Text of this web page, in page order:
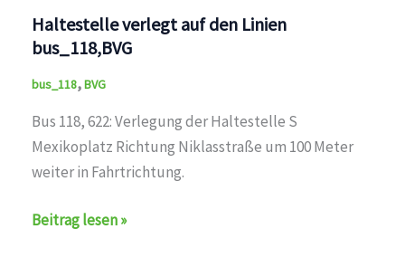
Haltestelle verlegt auf den Linien
bus_118,BVG
bus_118,BVG
Bus 118, 622: Verlegung der Haltestelle S
Mexikoplatz Richtung Niklasstraße um 100 Meter
weiter in Fahrtrichtung.
Haltestelle
Beitrag lesen »